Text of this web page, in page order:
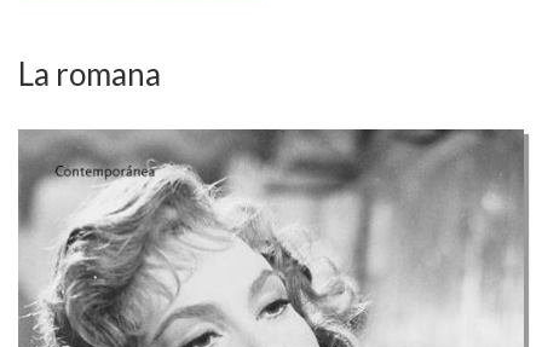
La romana